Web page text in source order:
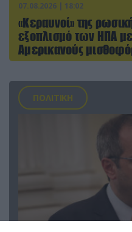
07.08.2026 | 18:02
«Κεραυνοί» της
εξοπλισμό των ΗΠΑ
Αμερικανούς
ΠΟΛΙΤΙΚΗ